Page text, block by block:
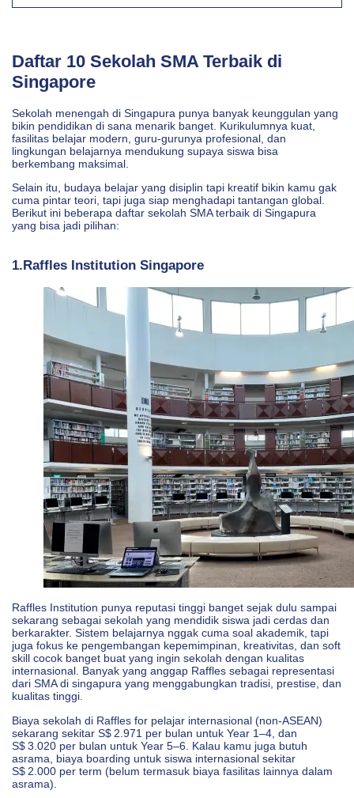
Daftar 10 Sekolah SMA Terbaik di
Singapore
Sekolah menengah di Singapura punya banyak keunggulan yang
bikin pendidikan di sana menarik banget. Kurikulumnya kuat,
fasilitas belajar modern, guru-gurunya profesional, dan
lingkungan belajarnya mendukung supaya siswa bisa
berkembang maksimal.
Selain itu, budaya belajar yang disiplin tapi kreatif bikin kamu gak
cuma pintar teori, tapi juga siap menghadapi tantangan global.
Berikut ini beberapa daftar sekolah SMA terbaik di Singapura
yang bisa jadi pilihan:
1.Raffles Institution Singapore
Raffles Institution punya reputasi tinggi banget sejak dulu sampai
sekarang sebagai sekolah yang mendidik siswa jadi cerdas dan
berkarakter. Sistem belajarnya nggak cuma soal akademik, tapi
juga fokus ke pengembangan kepemimpinan, kreativitas, dan soft
skill cocok banget buat yang ingin sekolah dengan kualitas
internasional. Banyak yang anggap Raffles sebagai representasi
dari SMA di singapura yang menggabungkan tradisi, prestise, dan
kualitas tinggi.
Biaya sekolah di Raffles for pelajar internasional (non‑ASEAN)
sekarang sekitar S$ 2.971 per bulan untuk Year 1–4, dan
S$ 3.020 per bulan untuk Year 5–6. Kalau kamu juga butuh
asrama, biaya boarding untuk siswa internasional sekitar
S$ 2.000 per term (belum termasuk biaya fasilitas lainnya dalam
asrama).